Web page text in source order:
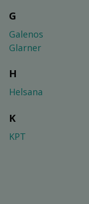
G
Galenos
Glarner
H
Helsana
K
KPT